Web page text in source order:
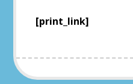
[print_link]